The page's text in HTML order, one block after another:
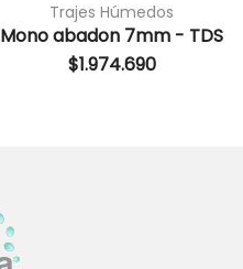
Trajes Húmedos
Mono abadon 7mm - TDS
$1.974.690